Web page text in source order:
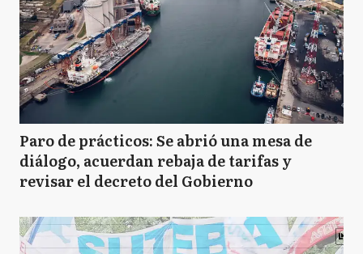
Paro de prácticos: Se abrió una mesa de
diálogo, acuerdan rebaja de tarifas y
revisar el decreto del Gobierno